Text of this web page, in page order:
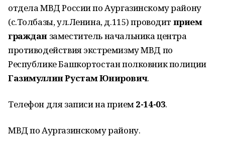
отдела МВД России по Аургазинскому району
(с.Толбазы, ул.Ленина, д.115) проводит прием
граждан заместитель начальника центра
противодействия экстремизму МВД по
Республике Башкортостан полковник полиции
Газимуллин Рустам Юнирович.
Телефон для записи на прием2-14-03.
МВД по Аургазинскому району.